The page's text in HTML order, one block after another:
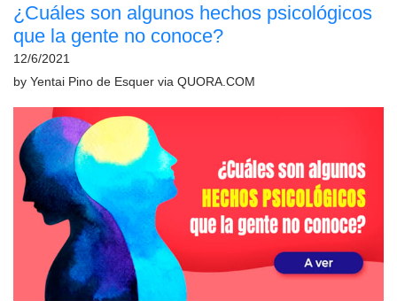
¿Cuáles son algunos hechos psicológicos
que la gente no conoce?
12/6/2021
by Yentai Pino de Esquer via QUORA.COM